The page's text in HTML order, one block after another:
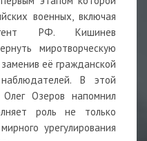
военных, включая
РФ. Кишинев
миротворческую
её гражданской
В этой
Озеров напомнил
роль не только
урегулирования